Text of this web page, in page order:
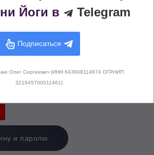
комментарий
и паролю
Йоги в
Telegram
Подписаться
Олег Сергеевич (ИНН 643908114874 ОГРНИП
321645700011461)